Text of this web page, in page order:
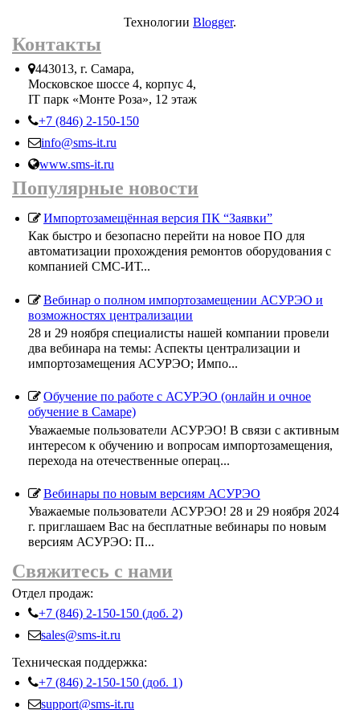
Технологии Blogger.
Контакты
443013, г. Самара,
Московское шоссе 4, корпус 4,
IT парк «Монте Роза», 12 этаж
+7 (846) 2-150-150
info@sms-it.ru
www.sms-it.ru
Популярные новости
Импортозамещённая версия ПК “Заявки”
Как быстро и безопасно перейти на новое ПО для
автоматизации прохождения ремонтов оборудования с
компанией СМС-ИТ...
Вебинар о полном импортозамещении АСУРЭО и
возможностях централизации
28 и 29 ноября специалисты нашей компании провели
два вебинара на темы: Аспекты централизации и
импортозамещения АСУРЭО; Импо...
Обучение по работе с АСУРЭО (онлайн и очное
обучение в Самаре)
Уважаемые пользователи АСУРЭО! В связи с активным
интересом к обучению и вопросам импортозамещения,
перехода на отечественные операц...
Вебинары по новым версиям АСУРЭО
Уважаемые пользователи АСУРЭО! 28 и 29 ноября 2024
г. приглашаем Вас на бесплатные вебинары по новым
версиям АСУРЭО: П...
Свяжитесь с нами
Отдел продаж:
+7 (846) 2-150-150 (доб. 2)
sales@sms-it.ru
Техническая поддержка:
+7 (846) 2-150-150 (доб. 1)
support@sms-it.ru